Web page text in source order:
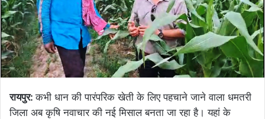
रायपुर:कभी धान की पारंपरिक खेती के लिए पहचाने जाने वाला धमतरी
जिला अब कृषि नवाचार की नई मिसाल बनता जा रहा है। यहां के